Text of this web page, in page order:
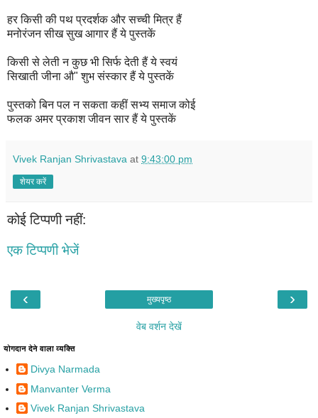
हर किसी की पथ प्रदर्शक और सच्ची मित्र हैं
मनोरंजन सीख सुख आगार हैं ये पुस्तकें
किसी से लेती न कुछ भी सिर्फ देती हैं ये स्वयं
सिखाती जीना औ" शुभ संस्कार हैं ये पुस्तकें
पुस्तको बिन पल न सकता कहीं सभ्य समाज कोई
फलक अमर प्रकाश जीवन सार हैं ये पुस्तकें
Vivek Ranjan Shrivastava at 9:43:00 pm
शेयर करें
कोई टिप्पणी नहीं:
एक टिप्पणी भेजें
‹ ›
मुख्यपृष्ठ
वेब वर्शन देखें
योगदान देने वाला व्यक्ति
Divya Narmada
Manvanter Verma
Vivek Ranjan Shrivastava